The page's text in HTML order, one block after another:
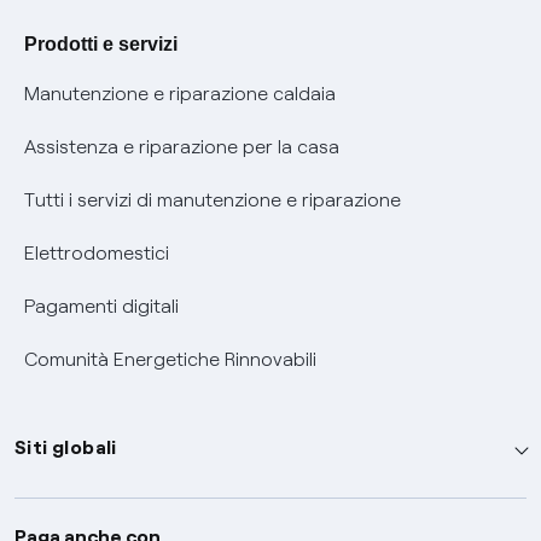
Agevolazione utenti con disabilità per offerte Fibra
Informativa RAEE
Prodotti e servizi
Manutenzione e riparazione caldaia
Assistenza e riparazione per la casa
Tutti i servizi di manutenzione e riparazione
Elettrodomestici
Pagamenti digitali
Comunità Energetiche Rinnovabili
Siti globali
Enel Group